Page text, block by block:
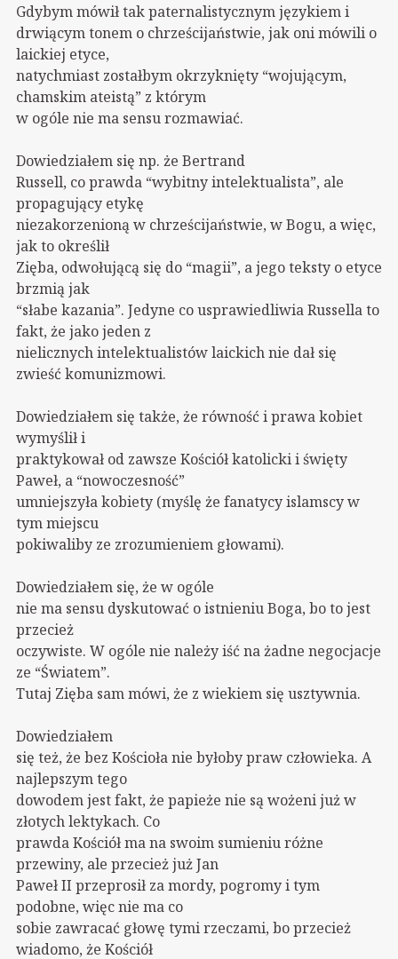
Gdybym mówił tak paternalistycznym językiem i
drwiącym tonem o chrześcijaństwie, jak oni mówili o
laickiej etyce,
natychmiast zostałbym okrzyknięty “wojującym,
chamskim ateistą” z którym
w ogóle nie ma sensu rozmawiać.
Dowiedziałem się np. że Bertrand
Russell, co prawda “wybitny intelektualista”, ale
propagujący etykę
niezakorzenioną w chrześcijaństwie, w Bogu, a więc,
jak to określił
Zięba, odwołującą się do “magii”, a jego teksty o etyce
brzmią jak
“słabe kazania”. Jedyne co usprawiedliwia Russella to
fakt, że jako jeden z
nielicznych intelektualistów laickich nie dał się
zwieść komunizmowi.
Dowiedziałem się także, że równość i prawa kobiet
wymyślił i
praktykował od zawsze Kościół katolicki i święty
Paweł, a “nowoczesność”
umniejszyła kobiety (myślę że fanatycy islamscy w
tym miejscu
pokiwaliby ze zrozumieniem głowami).
Dowiedziałem się, że w ogóle
nie ma sensu dyskutować o istnieniu Boga, bo to jest
przecież
oczywiste. W ogóle nie należy iść na żadne negocjacje
ze “Światem”.
Tutaj Zięba sam mówi, że z wiekiem się usztywnia.
Dowiedziałem
się też, że bez Kościoła nie byłoby praw człowieka. A
najlepszym tego
dowodem jest fakt, że papieże nie są wożeni już w
złotych lektykach. Co
prawda Kościół ma na swoim sumieniu różne
przewiny, ale przecież już Jan
Paweł II przeprosił za mordy, pogromy i tym
podobne, więc nie ma co
sobie zawracać głowę tymi rzeczami, bo przecież
wiadomo, że Kościół